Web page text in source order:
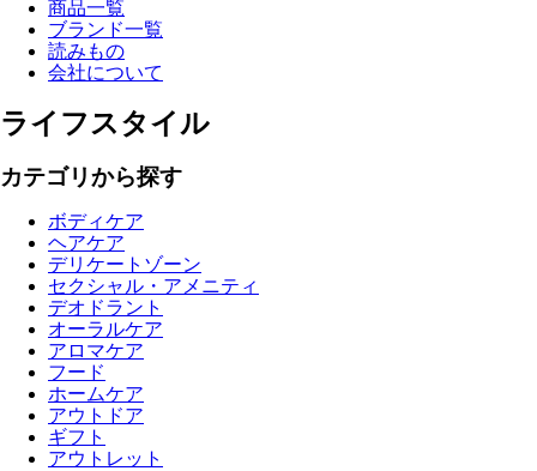
商品一覧
ブランド一覧
読みもの
会社について
ライフスタイル
カテゴリから探す
ボディケア
ヘアケア
デリケートゾーン
セクシャル・アメニティ
デオドラント
オーラルケア
アロマケア
フード
ホームケア
アウトドア
ギフト
アウトレット